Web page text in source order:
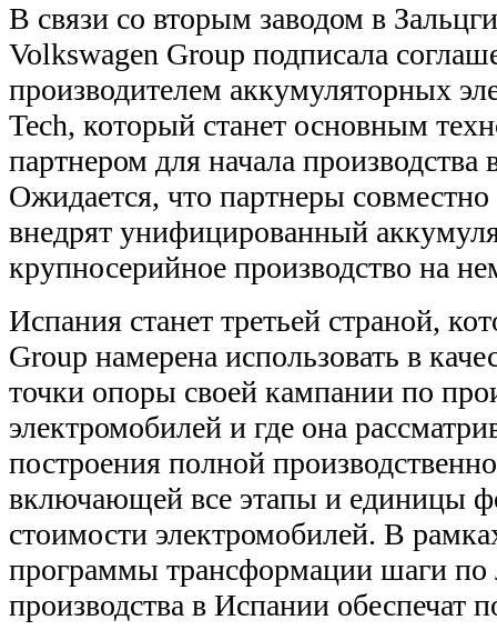
В связи со вторым заводом в
Volkswagen Group подписала
производителем аккумуляторных
Tech, который станет основным
партнером для начала производства
Ожидается, что партнеры совместно
внедрят унифицированный
крупносерийное производство на
Испания станет третьей страной,
Group намерена использовать в
точки опоры своей кампании по
электромобилей и где она
построения полной
включающей все этапы и единицы
стоимости электромобилей. В
программы трансформации шаги по
производства в Испании обеспечат